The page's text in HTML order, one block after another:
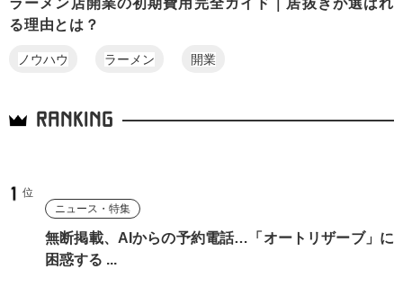
ラーメン店開業の初期費用完全ガイド｜居抜きが選ばれ
る理由とは？
ノウハウ ラーメン 開業
RANKING
ニュース・特集
無断掲載、AIからの予約電話…「オートリザーブ」に
困惑する ...